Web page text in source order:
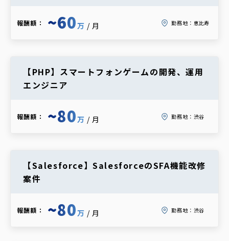
報酬額： ~60万 /月 勤務地： 恵比寿
【PHP】スマートフォンゲームの開発、運用
エンジニア
報酬額： ~80万 /月 勤務地： 渋谷
【Salesforce】SalesforceのSFA機能改修
案件
報酬額： ~80万 /月 勤務地： 渋谷